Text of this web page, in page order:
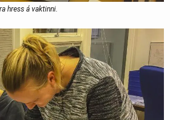
hress á vaktinni.